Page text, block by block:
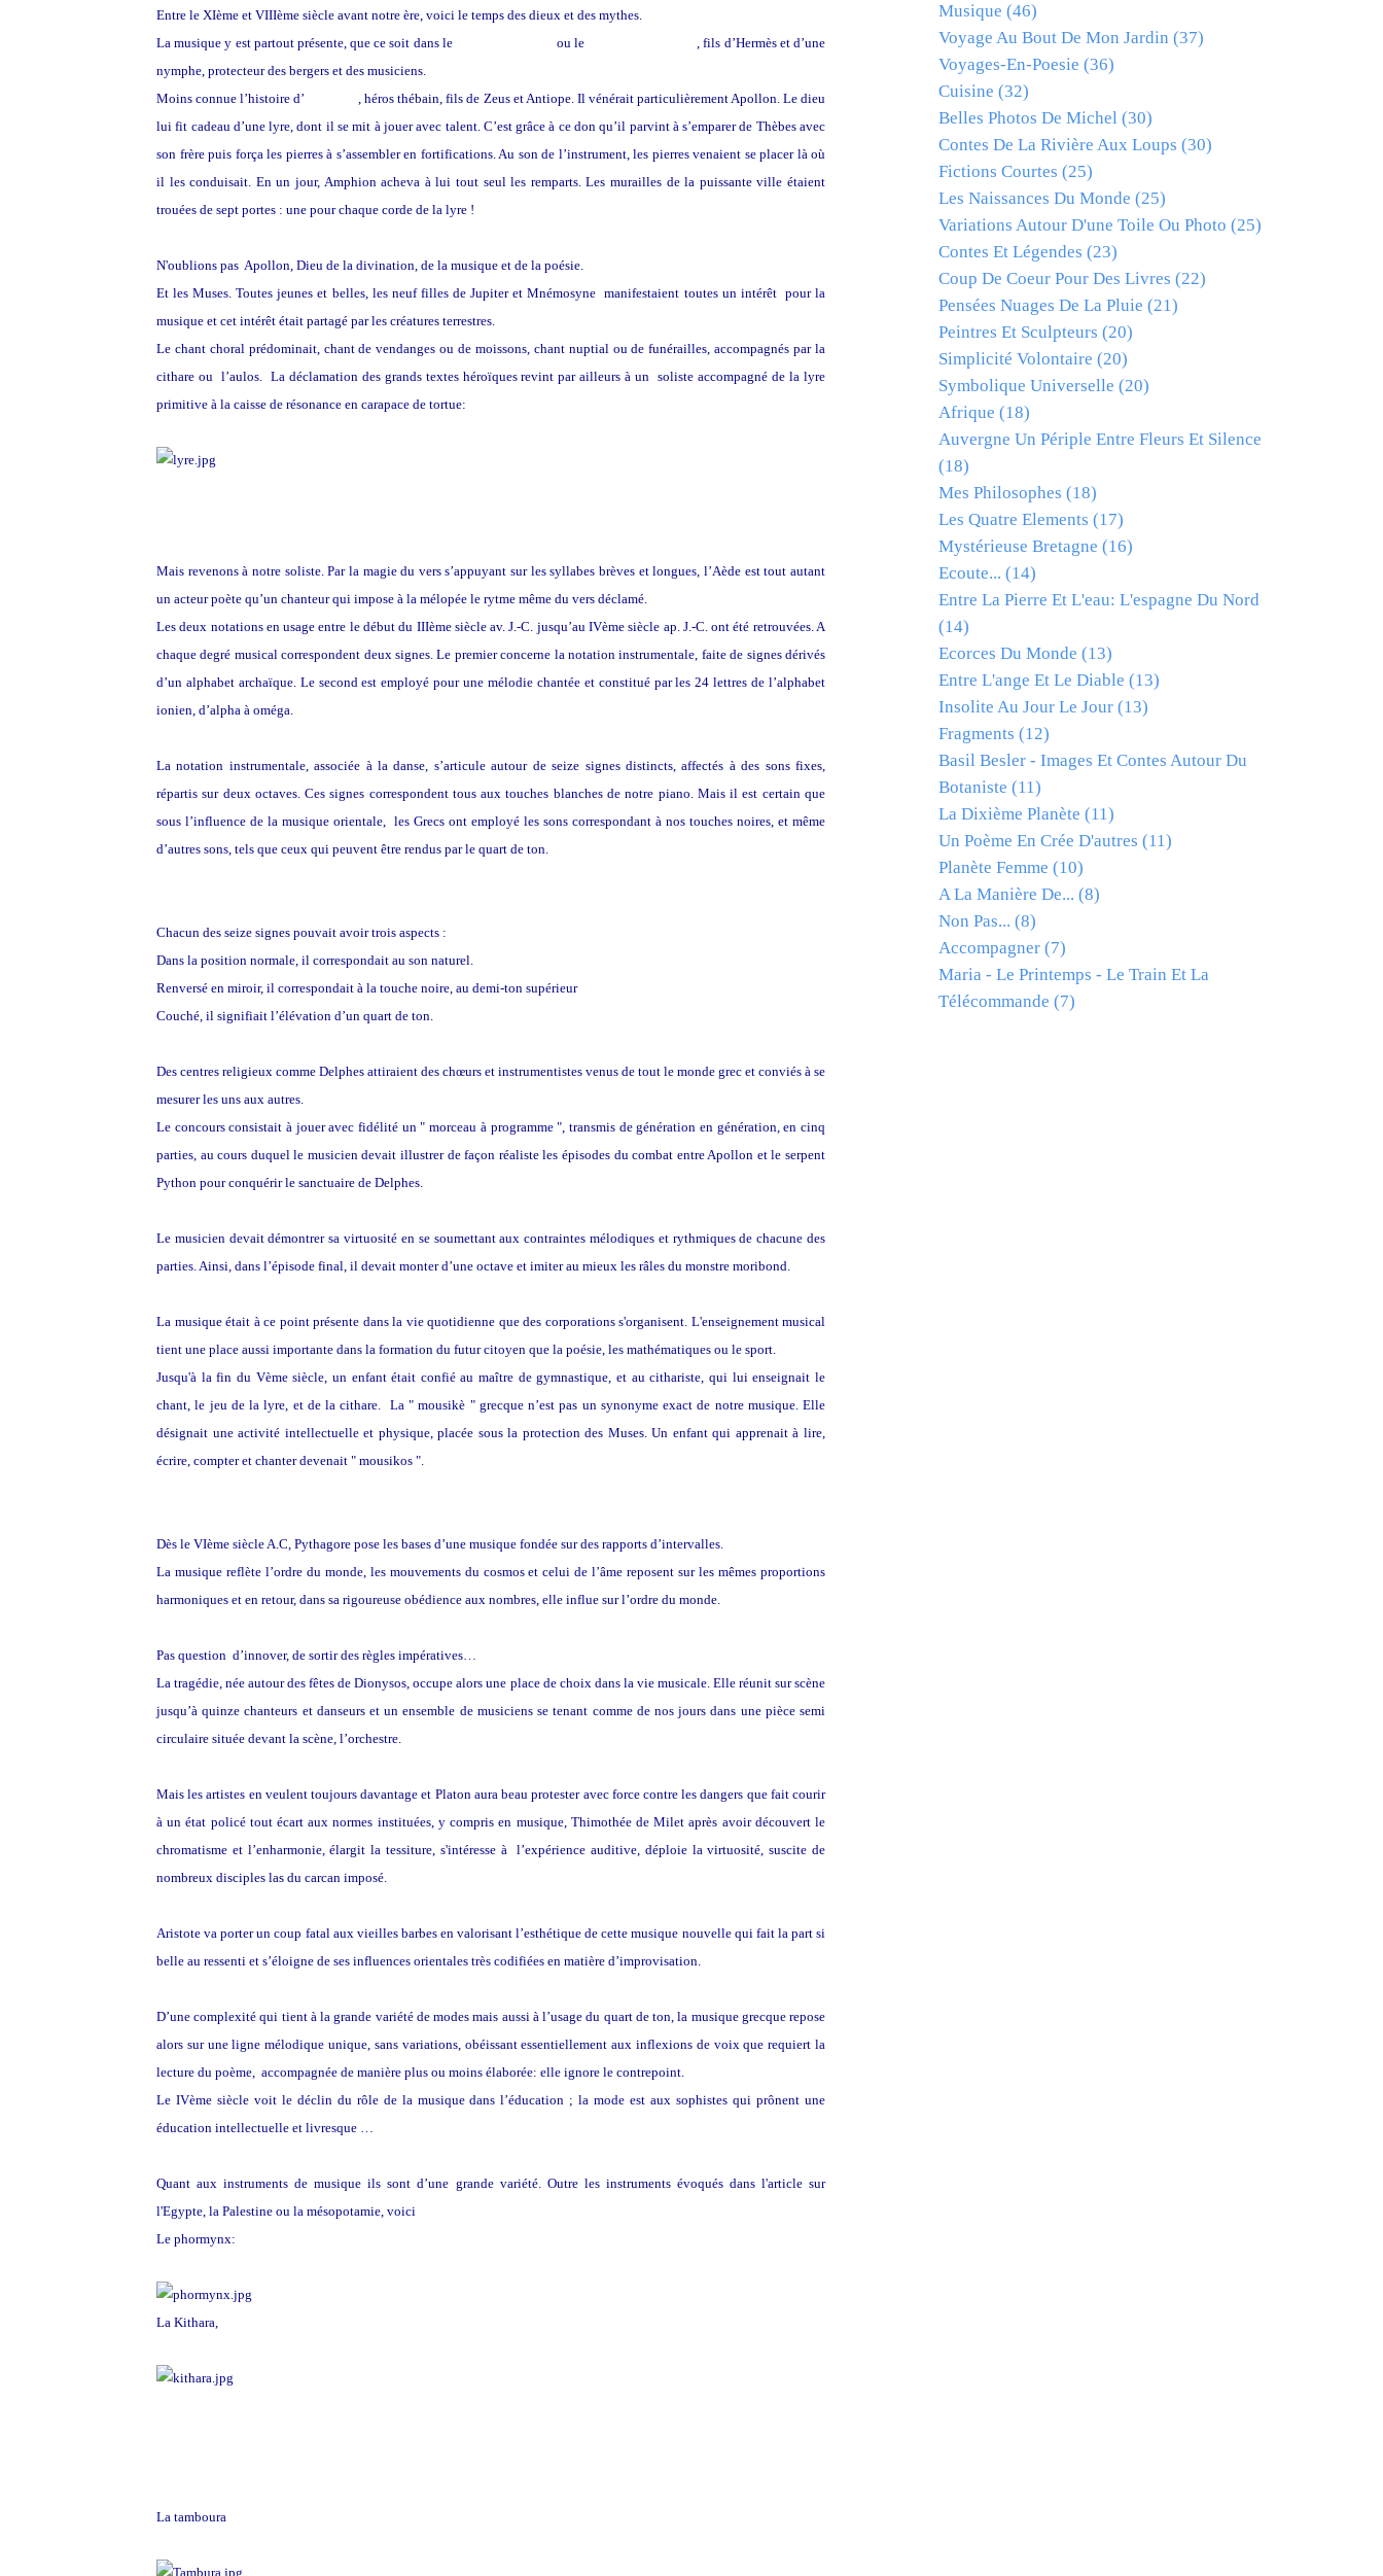
Entre le XIème et VIIIème siècle avant notre ère, voici le temps des dieux et des mythes.
La musique y est partout présente, que ce soit dans le
ou le
, fils d’Hermès et d’une
nymphe, protecteur des bergers et des musiciens.
Moins connue l’histoire d’
, héros thébain, fils de Zeus et Antiope. Il vénérait particulièrement Apollon. Le dieu
lui fit cadeau d’une lyre, dont il se mit à jouer avec talent. C’est grâce à ce don qu’il parvint à s’emparer de Thèbes avec
son frère puis força les pierres à s’assembler en fortifications. Au son de l’instrument, les pierres venaient se placer là où
il les conduisait. En un jour, Amphion acheva à lui tout seul les remparts. Les murailles de la puissante ville étaient
trouées de sept portes : une pour chaque corde de la lyre !
N'oublions pas Apollon, Dieu de la divination, de la musique et de la poésie.
Et les Muses. Toutes jeunes et belles, les neuf filles de Jupiter et Mnémosyne manifestaient toutes un intérêt pour la
musique et cet intérêt était partagé par les créatures terrestres.
Le chant choral prédominait, chant de vendanges ou de moissons, chant nuptial ou de funérailles, accompagnés par la
cithare ou l’aulos. La déclamation des grands textes héroïques revint par ailleurs à un soliste accompagné de la lyre
primitive à la caisse de résonance en carapace de tortue:
Mais revenons à notre soliste. Par la magie du vers s’appuyant sur les syllabes brèves et longues, l’Aède est tout autant
un acteur poète qu’un chanteur qui impose à la mélopée le rytme même du vers déclamé.
Les deux notations en usage entre le début du IIIème siècle av. J.-C. jusqu’au IVème siècle ap. J.-C. ont été retrouvées. A
chaque degré musical correspondent deux signes. Le premier concerne la notation instrumentale, faite de signes dérivés
d’un alphabet archaïque. Le second est employé pour une mélodie chantée et constitué par les 24 lettres de l’alphabet
ionien, d’alpha à oméga.
La notation instrumentale, associée à la danse, s’articule autour de seize signes distincts, affectés à des sons fixes,
répartis sur deux octaves. Ces signes correspondent tous aux touches blanches de notre piano. Mais il est certain que
sous l’influence de la musique orientale, les Grecs ont employé les sons correspondant à nos touches noires, et même
d’autres sons, tels que ceux qui peuvent être rendus par le quart de ton.
Chacun des seize signes pouvait avoir trois aspects :
Dans la position normale, il correspondait au son naturel.
Renversé en miroir, il correspondait à la touche noire, au demi-ton supérieur
Couché, il signifiait l’élévation d’un quart de ton.
Des centres religieux comme Delphes attiraient des chœurs et instrumentistes venus de tout le monde grec et conviés à se
mesurer les uns aux autres.
Le concours consistait à jouer avec fidélité un " morceau à programme ", transmis de génération en génération, en cinq
parties, au cours duquel le musicien devait illustrer de façon réaliste les épisodes du combat entre Apollon et le serpent
Python pour conquérir le sanctuaire de Delphes.
Le musicien devait démontrer sa virtuosité en se soumettant aux contraintes mélodiques et rythmiques de chacune des
parties. Ainsi, dans l’épisode final, il devait monter d’une octave et imiter au mieux les râles du monstre moribond.
La musique était à ce point présente dans la vie quotidienne que des corporations s'organisent. L'enseignement musical
tient une place aussi importante dans la formation du futur citoyen que la poésie, les mathématiques ou le sport.
Jusqu'à la fin du Vème siècle, un enfant était confié au maître de gymnastique, et au cithariste, qui lui enseignait le
chant, le jeu de la lyre, et de la cithare. La " mousikè " grecque n’est pas un synonyme exact de notre musique. Elle
désignait une activité intellectuelle et physique, placée sous la protection des Muses. Un enfant qui apprenait à lire,
écrire, compter et chanter devenait " mousikos ".
Dès le VIème siècle A.C, Pythagore pose les bases d’une musique fondée sur des rapports d’intervalles.
La musique reflète l’ordre du monde, les mouvements du cosmos et celui de l’âme reposent sur les mêmes proportions
harmoniques et en retour, dans sa rigoureuse obédience aux nombres, elle influe sur l’ordre du monde.
Pas question d’innover, de sortir des règles impératives…
La tragédie, née autour des fêtes de Dionysos, occupe alors une place de choix dans la vie musicale. Elle réunit sur scène
jusqu’à quinze chanteurs et danseurs et un ensemble de musiciens se tenant comme de nos jours dans une pièce semi
circulaire située devant la scène, l’orchestre.
Mais les artistes en veulent toujours davantage et Platon aura beau protester avec force contre les dangers que fait courir
à un état policé tout écart aux normes instituées, y compris en musique, Thimothée de Milet après avoir découvert le
chromatisme et l’enharmonie, élargit la tessiture, s'intéresse à l’expérience auditive, déploie la virtuosité, suscite de
nombreux disciples las du carcan imposé.
Aristote va porter un coup fatal aux vieilles barbes en valorisant l’esthétique de cette musique nouvelle qui fait la part si
belle au ressenti et s’éloigne de ses influences orientales très codifiées en matière d’improvisation.
D’une complexité qui tient à la grande variété de modes mais aussi à l’usage du quart de ton, la musique grecque repose
alors sur une ligne mélodique unique, sans variations, obéissant essentiellement aux inflexions de voix que requiert la
lecture du poème, accompagnée de manière plus ou moins élaborée: elle ignore le contrepoint.
Le IVème siècle voit le déclin du rôle de la musique dans l’éducation ; la mode est aux sophistes qui prônent une
éducation intellectuelle et livresque …
Quant aux instruments de musique ils sont d’une grande variété. Outre les instruments évoqués dans l'article sur
l'Egypte, la Palestine ou la mésopotamie, voici
Le phormynx:
La Kithara,
La tamboura
Musique (46)
Voyage Au Bout De Mon Jardin (37)
Voyages-En-Poesie (36)
Cuisine (32)
Belles Photos De Michel (30)
Contes De La Rivière Aux Loups (30)
Fictions Courtes (25)
Les Naissances Du Monde (25)
Variations Autour D'une Toile Ou Photo (25)
Contes Et Légendes (23)
Coup De Coeur Pour Des Livres (22)
Pensées Nuages De La Pluie (21)
Peintres Et Sculpteurs (20)
Simplicité Volontaire (20)
Symbolique Universelle (20)
Afrique (18)
Auvergne Un Périple Entre Fleurs Et Silence
(18)
Mes Philosophes (18)
Les Quatre Elements (17)
Mystérieuse Bretagne (16)
Ecoute... (14)
Entre La Pierre Et L'eau: L'espagne Du Nord
(14)
Ecorces Du Monde (13)
Entre L'ange Et Le Diable (13)
Insolite Au Jour Le Jour (13)
Fragments (12)
Basil Besler - Images Et Contes Autour Du
Botaniste (11)
La Dixième Planète (11)
Un Poème En Crée D'autres (11)
Planète Femme (10)
A La Manière De... (8)
Non Pas... (8)
Accompagner (7)
Maria - Le Printemps - Le Train Et La
Télécommande (7)